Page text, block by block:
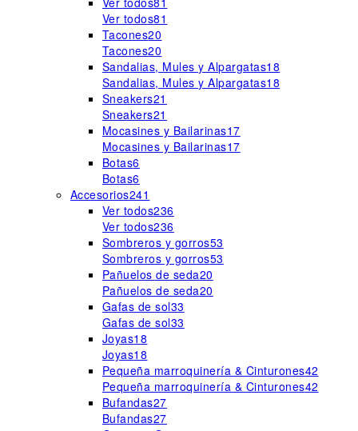
Ver todos81
Tacones20
Tacones20
Sandalias, Mules y Alpargatas18
Sandalias, Mules y Alpargatas18
Sneakers21
Sneakers21
Mocasines y Bailarinas17
Mocasines y Bailarinas17
Botas6
Botas6
Accesorios241
Ver todos236
Ver todos236
Sombreros y gorros53
Sombreros y gorros53
Pañuelos de seda20
Pañuelos de seda20
Gafas de sol33
Gafas de sol33
Joyas18
Joyas18
Pequeña marroquinería & Cinturones42
Pequeña marroquinería & Cinturones42
Bufandas27
Bufandas27